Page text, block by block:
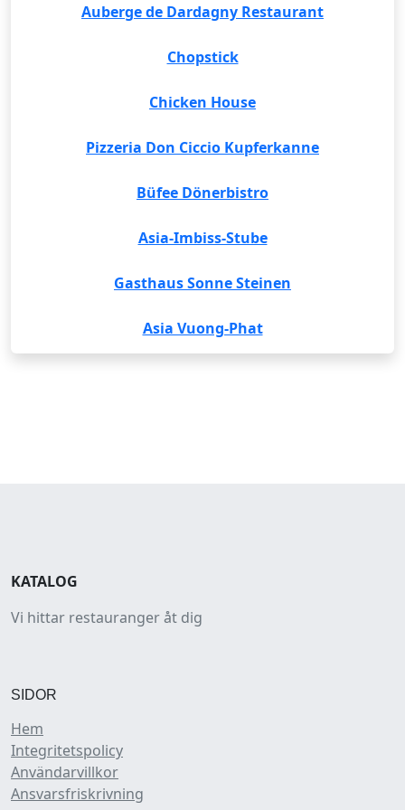
Auberge de Dardagny Restaurant
Chopstick
Chicken House
Pizzeria Don Ciccio Kupferkanne
Büfee Dönerbistro
Asia-Imbiss-Stube
Gasthaus Sonne Steinen
Asia Vuong-Phat
KATALOG
Vi hittar restauranger åt dig
SIDOR
Hem
Integritetspolicy
Användarvillkor
Ansvarsfriskrivning